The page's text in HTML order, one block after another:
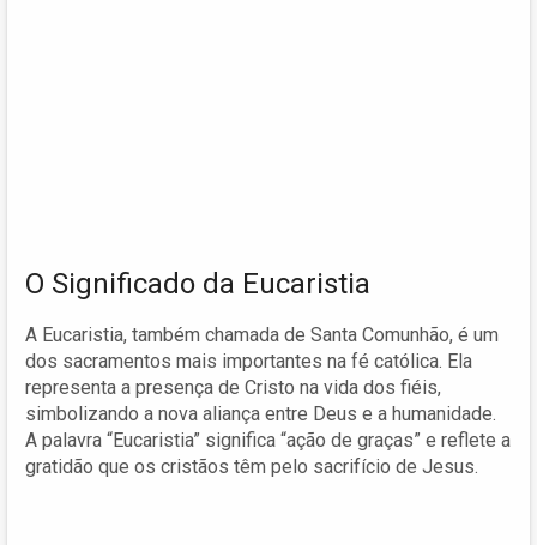
O Significado da Eucaristia
A Eucaristia, também chamada de Santa Comunhão, é um
dos sacramentos mais importantes na fé católica. Ela
representa a presença de Cristo na vida dos fiéis,
simbolizando a nova aliança entre Deus e a humanidade.
A palavra “Eucaristia” significa “ação de graças” e reflete a
gratidão que os cristãos têm pelo sacrifício de Jesus.